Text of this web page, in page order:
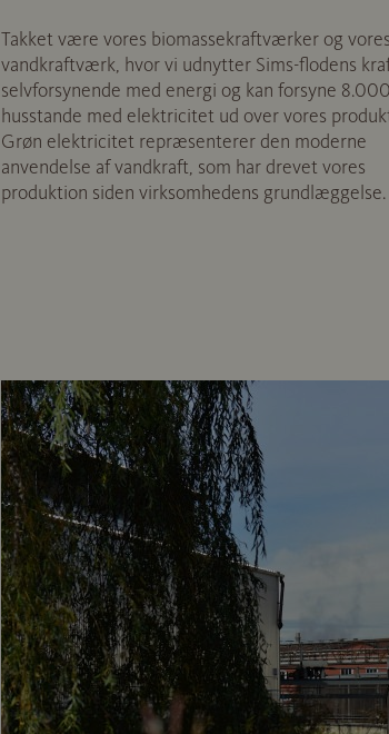
Takket være vores biomassekraftværker og vores
vandkraftværk, hvor vi udnytter Sims-flodens
selvforsynende med energi og kan forsyne 8.000
husstande med elektricitet ud over vores
Grøn elektricitet repræsenterer den moderne
anvendelse af vandkraft, som har drevet vores
produktion siden virksomhedens grundlæggelse.